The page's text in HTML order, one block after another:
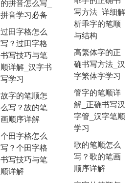
的拼音怎么写_
拼音学习必备
过田字格怎么
写？过田字格
书写技巧与笔
顺详解_汉字书
写学习
故字的笔顺怎
么写？故的笔
画顺序详解
个田字格怎么
写？个田字格
书写技巧与笔
顺详解
写方法_详细解
析乖字的笔顺
与结构
高繁体字的正
确书写方法_汉
字繁体字学习
管字的笔顺详
解_正确书写汉
字管_汉字笔顺
学习
歌的笔顺怎么
写？歌的笔画
顺序详解